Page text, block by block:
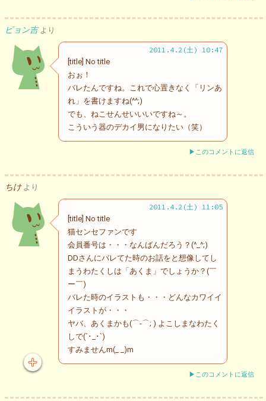
ピョン吉 より
2011.4.2(土) 10:47
[title] No title
おぉ！
バレたんですね。これで心置きなく「リンあ
れ」を書けますね(^^;)
でも、ねこせんせいいいですね～。
こういう器のデカイ男になりたい（笑）
▶このコメントに返信
ちけ より
2011.4.2(土) 11:05
[title] No title
猫センセファンです
会員番号は・・・なんばんだろう？(^_^;)
DDさんにバレてた時のお話をと想像してし
まうわたくしは「あくま」でしょうか？(￣
ー￣)
バレた時のイラストも・・・どんなカワイイ
イラストが・・・
ヤバ、あくまかも(⌒-⌒; ) よこしまなわたく
しで(´･_･`)
すみませんm(_ _)m
▶このコメントに返信